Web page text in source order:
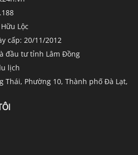
Lộc
cấp: 20/11/2012
đầu tư tỉnh Lâm Đồng
lịch
Thái, Phường 10, Thành phố Đà Lạt,